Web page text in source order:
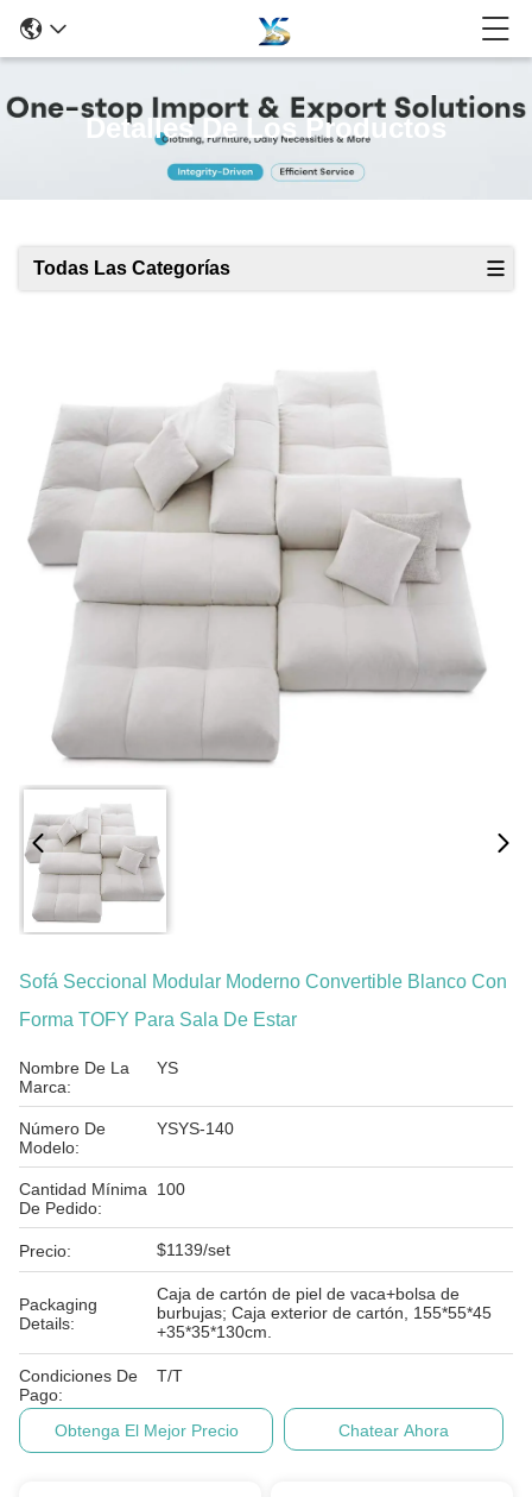
Detalles De Los Productos
Todas Las Categorías
Sofá Seccional Modular Moderno Convertible Blanco Con
Forma TOFY Para Sala De Estar
Nombre De La
Marca:
YS
Número De
Modelo:
YSYS-140
Cantidad Mínima
De Pedido:
100
Precio: $1139/set
Packaging
Details:
Caja de cartón de piel de vaca+bolsa de
burbujas; Caja exterior de cartón, 155*55*45
+35*35*130cm.
Condiciones De
Pago:
T/T
Obtenga El Mejor Precio Chatear Ahora